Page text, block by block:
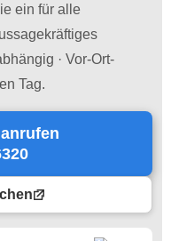
ein für alle
· Vor-Ort-
Tag.